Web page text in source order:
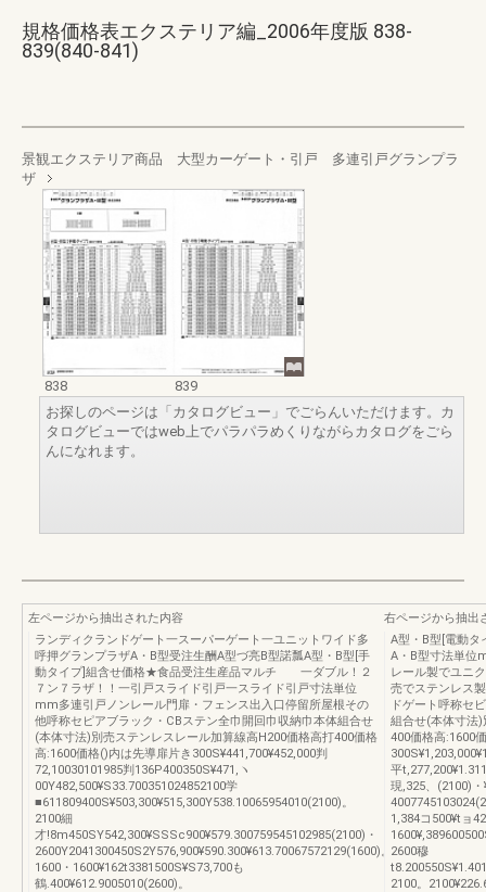
規格価格表エクステリア編_2006年度版 838-
839(840-841)
景観エクステリア商品 大型カーゲート・引戸 多連引戸グランプラ
ザ
838
839
お探しのページは「カタログビュー」でごらんいただけます。カ
タログビューではweb上でパラパラめくりながらカタログをごら
んになれます。
左ページから抽出された内容
ランディクランドゲート一スーパーゲート一ユニットワイド多
呼押グランプラザA・B型受注生酬A型づ亮B型諾瓢A型・B型[手
動タイプ]組含せ価格★食品受注生産品マルチ 一ダブル！２
７ン７ラザ！！一引戸スライド引戸一スライド引戸寸法単位
mm多連引戸ノンレール門扉・フェンス出入口停留所屋根その
他呼称セピアブラック・CBステン全巾開回巾収納巾本体組合せ
(本体寸法)別売ステンレスレール加算線高H200価格高打400価格
高:1600価格()内は先導扉片き300S¥441,700¥452,000判
72,10030101985判136P400350S¥471,ヽ
00Y482,500¥S33.700351024852100学
■611809400S¥503,300¥515,300Y538.10065954010(2100)。
2100細
才!8m450SY542,300¥SSSc900¥579.300759545102985(2100)・
2600Y2041300450S2Y576,900¥590.300¥613.70067572129(1600)。
1600・1600¥162t3381500S¥S73,700も
鶴.400¥612.9005010(2600)。
右ページから抽出
A型・B型[電動タ
A・B型寸法単位
レール製でユニ
売でステンレス
ドゲート呼称セ
組合せ(本体寸法
400価格高:1600
平
現,325、(2100)・
1,384コ500¥tョ
2600穆
2100。